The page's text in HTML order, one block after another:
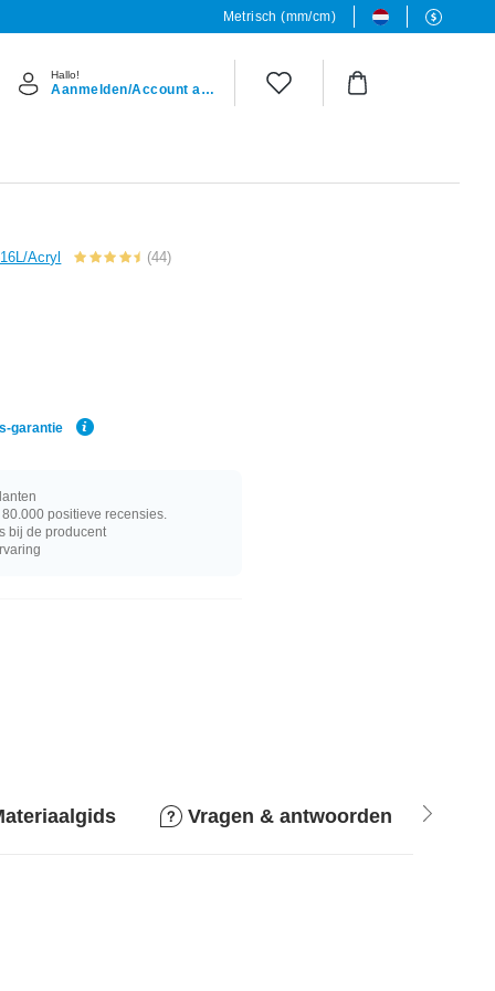
Metrisch (mm/cm)
Hallo!
Aanmelden/Account aanmaken
Acryl (44)
garantie
positieve recensies.
bij de producent
Vragen & antwoorden